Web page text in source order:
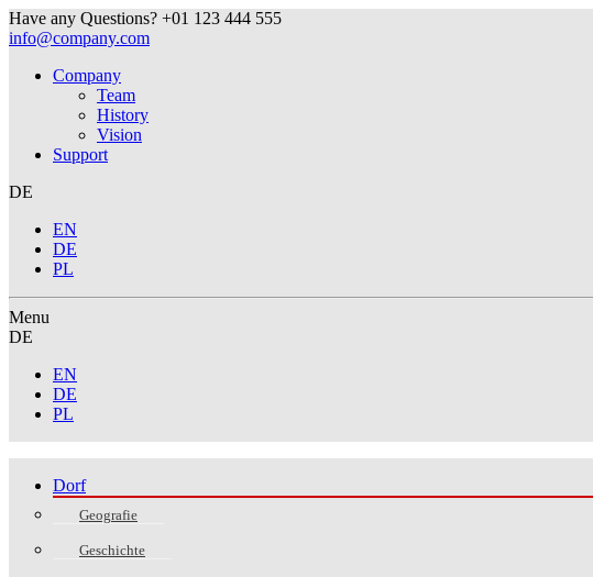
Have any Questions? +01 123 444 555
info@company.com
Company
Team
History
Vision
Support
DE
EN
DE
PL
Menu
DE
EN
DE
PL
Dorf
Geografie
Geschichte